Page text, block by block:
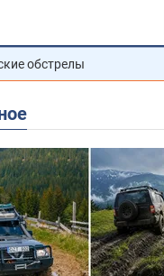
обстрелы